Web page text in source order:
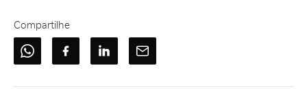
Compartilhe